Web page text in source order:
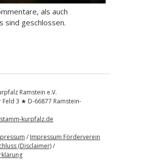
als auch
sind geschlossen.
Ramstein e.V.
Feld 3 ★ D-66877 Ramstein-
kurpfalz.de
/ Impressum Förderverein
(Disclaimer)/